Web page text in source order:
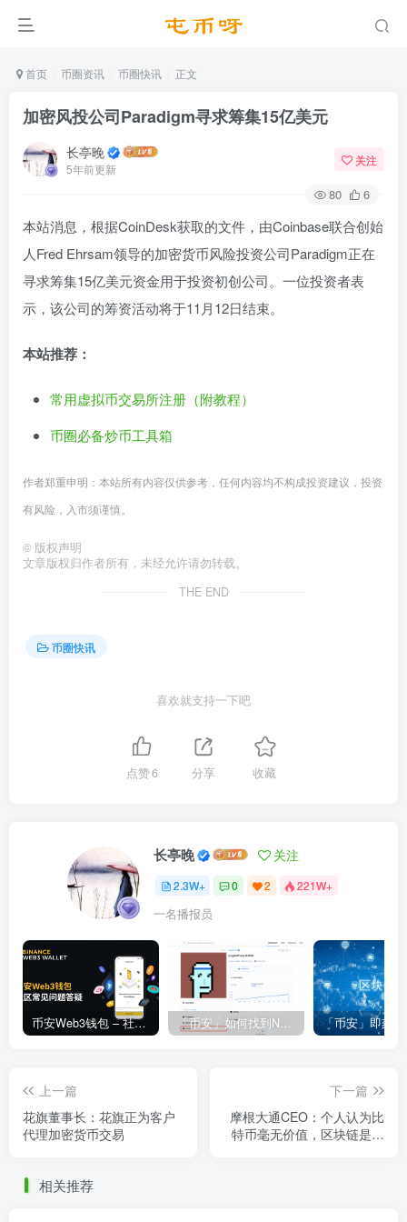
首页 币圈资讯 币圈快讯 正文
加密风投公司Paradigm寻求筹集15亿美元
长亭晚
5年前更新
关注
80 6
本站消息，根据CoinDesk获取的文件，由Coinbase联合创始
人Fred Ehrsam领导的加密货币风险投资公司Paradigm正在
寻求筹集15亿美元资金用于投资初创公司。一位投资者表
示，该公司的筹资活动将于11月12日结束。
本站推荐：
常用虚拟币交易所注册（附教程）
币圈必备炒币工具箱
作者郑重申明：本站所有内容仅供参考，任何内容均不构成投资建议，投资
有风险，入市须谨慎。
© 版权声明
文章版权归作者所有，未经允许请勿转载。
THE END
币圈快讯
喜欢就支持一下吧
点赞6 分享 收藏
长亭晚 关注
2.3W+ 0 2 221W+
一名播报员
币安Web3钱包 – 社区常见问题答疑 「币安」如何找到NFT合约地址？
上一篇
花旗董事长：花旗正为客户
代理加密货币交易
下一篇
摩根大通CEO：个人认为比
特币毫无价值，区块链是真
相关推荐